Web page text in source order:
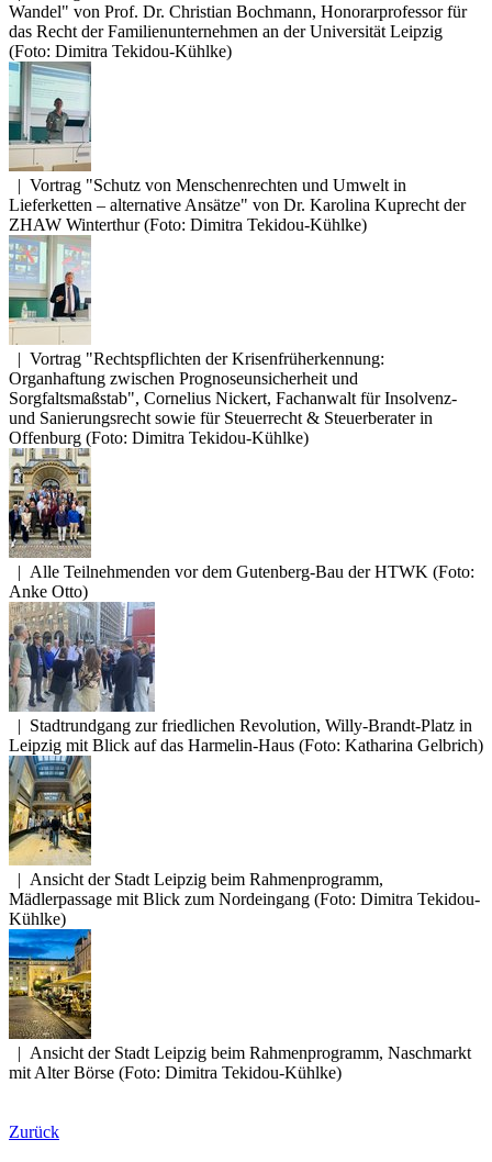
Wandel" von Prof. Dr. Christian Bochmann, Honorarprofessor für
das Recht der Familienunternehmen an der Universität Leipzig
(Foto: Dimitra Tekidou-Kühlke)
| Vortrag "Schutz von Menschenrechten und Umwelt in
Lieferketten – alternative Ansätze" von Dr. Karolina Kuprecht der
ZHAW Winterthur (Foto: Dimitra Tekidou-Kühlke)
| Vortrag "Rechtspflichten der Krisenfrüherkennung:
Organhaftung zwischen Prognoseunsicherheit und
Sorgfaltsmaßstab", Cornelius Nickert, Fachanwalt für Insolvenz-
und Sanierungsrecht sowie für Steuerrecht & Steuerberater in
Offenburg (Foto: Dimitra Tekidou-Kühlke)
| Alle Teilnehmenden vor dem Gutenberg-Bau der HTWK (Foto:
Anke Otto)
| Stadtrundgang zur friedlichen Revolution, Willy-Brandt-Platz in
Leipzig mit Blick auf das Harmelin-Haus (Foto: Katharina Gelbrich)
| Ansicht der Stadt Leipzig beim Rahmenprogramm,
Mädlerpassage mit Blick zum Nordeingang (Foto: Dimitra Tekidou-
Kühlke)
| Ansicht der Stadt Leipzig beim Rahmenprogramm, Naschmarkt
mit Alter Börse (Foto: Dimitra Tekidou-Kühlke)
Zurück